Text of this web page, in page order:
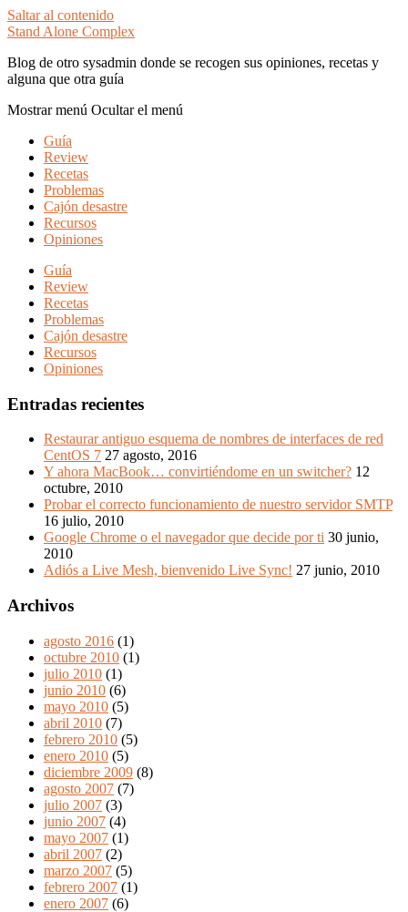
Saltar al contenido
Stand Alone Complex
Blog de otro sysadmin donde se recogen sus opiniones, recetas y
alguna que otra guía
Mostrar menú Ocultar el menú
Guía
Review
Recetas
Problemas
Cajón desastre
Recursos
Opiniones
Guía
Review
Recetas
Problemas
Cajón desastre
Recursos
Opiniones
Entradas recientes
Restaurar antiguo esquema de nombres de interfaces de red
CentOS 7 27 agosto, 2016
Y ahora MacBook… convirtiéndome en un switcher? 12
octubre, 2010
Probar el correcto funcionamiento de nuestro servidor SMTP
16 julio, 2010
Google Chrome o el navegador que decide por ti 30 junio,
2010
Adiós a Live Mesh, bienvenido Live Sync! 27 junio, 2010
Archivos
agosto 2016 (1)
octubre 2010 (1)
julio 2010 (1)
junio 2010 (6)
mayo 2010 (5)
abril 2010 (7)
febrero 2010 (5)
enero 2010 (5)
diciembre 2009 (8)
agosto 2007 (7)
julio 2007 (3)
junio 2007 (4)
mayo 2007 (1)
abril 2007 (2)
marzo 2007 (5)
febrero 2007 (1)
enero 2007 (6)